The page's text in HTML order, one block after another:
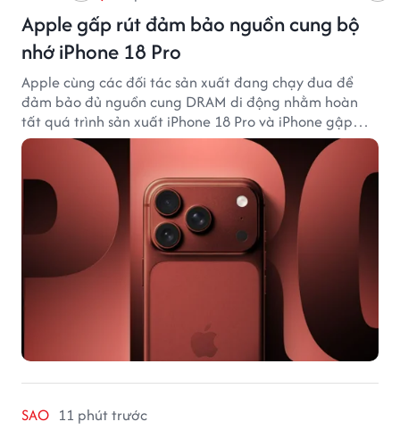
Apple gấp rút đảm bảo nguồn cung bộ
nhớ iPhone 18 Pro
Apple cùng các đối tác sản xuất đang chạy đua để
đảm bảo đủ nguồn cung DRAM di động nhằm hoàn
tất quá trình sản xuất iPhone 18 Pro và iPhone gập
đầu tiên.
SAO 11 phút trước